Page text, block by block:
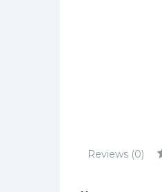
Romans
Reviews (0)